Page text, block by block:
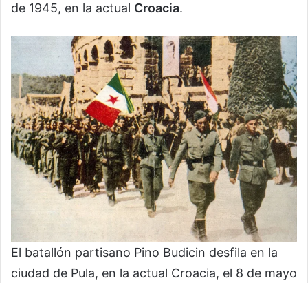
de 1945, en la actual Croacia.
El batallón partisano Pino Budicin desfila en la
ciudad de Pula, en la actual Croacia, el 8 de mayo